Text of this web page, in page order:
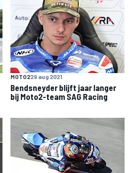
MOTO229 aug 2021
Bendsneyder blijft jaar langer
bij Moto2-team SAG Racing